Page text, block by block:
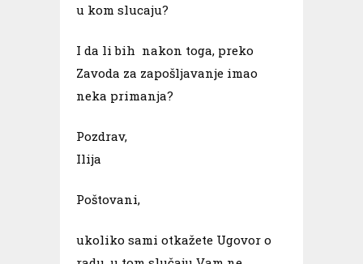
u kom slucaju?
I da li bih nakon toga, preko
Zavoda za zapošljavanje imao
neka primanja?
Pozdrav,
Ilija
Poštovani,
ukoliko sami otkažete Ugovor o